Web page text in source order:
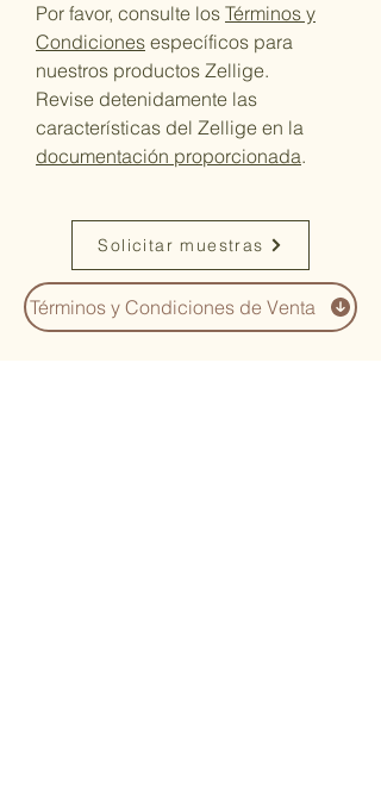
Por favor, consulte los Términos y
Condiciones específicos para
nuestros productos Zellige.
Revise detenidamente las
características del Zellige en la
documentación proporcionada.
Solicitar muestras
Términos y Condiciones de Venta